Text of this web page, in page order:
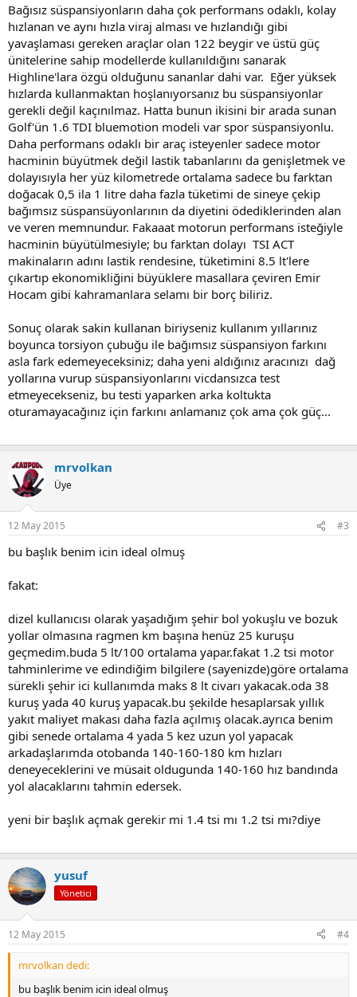
Bağısız süspansiyonların daha çok performans odaklı, kolay
hızlanan ve aynı hızla viraj alması ve hızlandığı gibi
yavaşlaması gereken araçlar olan 122 beygir ve üstü güç
ünitelerine sahip modellerde kullanıldığını sanarak
Highline'lara özgü olduğunu sananlar dahi var. Eğer yüksek
hızlarda kullanmaktan hoşlanıyorsanız bu süspansiyonlar
gerekli değil kaçınılmaz. Hatta bunun ikisini bir arada sunan
Golf'ün 1.6 TDI bluemotion modeli var spor süspansiyonlu.
Daha performans odaklı bir araç isteyenler sadece motor
hacminin büyütmek değil lastik tabanlarını da genişletmek ve
dolayısıyla her yüz kilometrede ortalama sadece bu farktan
doğacak 0,5 ila 1 litre daha fazla tüketimi de sineye çekip
bağımsız süspansüyonlarının da diyetini ödediklerinden alan
ve veren memnundur. Fakaaat motorun performans isteğiyle
hacminin büyütülmesiyle; bu farktan dolayı TSI ACT
makinaların adını lastik rendesine, tüketimini 8.5 lt'lere
çıkartıp ekonomikliğini büyüklere masallara çeviren Emir
Hocam gibi kahramanlara selamı bir borç biliriz.
Sonuç olarak sakin kullanan biriyseniz kullanım yıllarınız
boyunca torsiyon çubuğu ile bağımsız süspansiyon farkını
asla fark edemeyeceksiniz; daha yeni aldığınız aracınızı dağ
yollarına vurup süspansiyonlarını vicdansızca test
etmeyecekseniz, bu testi yaparken arka koltukta
oturamayacağınız için farkını anlamanız çok ama çok güç...
mrvolkan
Üye
12 May 2015 #3
bu başlık benim icin ideal olmuş
fakat:
dizel kullanıcısı olarak yaşadığım şehir bol yokuşlu ve bozuk
yollar olmasına ragmen km başına henüz 25 kuruşu
geçmedim.buda 5 lt/100 ortalama yapar.fakat 1.2 tsi motor
tahminlerime ve edindiğim bilgilere (sayenizde)göre ortalama
sürekli şehir ici kullanımda maks 8 lt civarı yakacak.oda 38
kuruş yada 40 kuruş yapacak.bu şekilde hesaplarsak yıllık
yakıt maliyet makası daha fazla açılmış olacak.ayrıca benim
gibi senede ortalama 4 yada 5 kez uzun yol yapacak
arkadaşlarımda otobanda 140-160-180 km hızları
deneyeceklerini ve müsait oldugunda 140-160 hız bandında
yol alacaklarını tahmin edersek.
yeni bir başlık açmak gerekir mi 1.4 tsi mı 1.2 tsi mı?diye
yusuf
Yönetici
12 May 2015 #4
mrvolkan dedi:
bu başlık benim icin ideal olmuş